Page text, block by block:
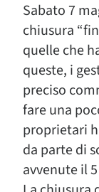
Sabato 7
chiusura
quelle che
queste, i
preciso
fare una
proprietari
da parte di
avvenute il